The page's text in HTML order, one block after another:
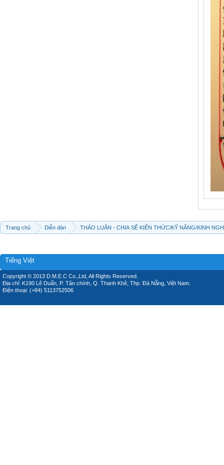
Trang chủ Diễn đàn THẢO LUẬN - CHIA SẼ KIẾN THỨC/KỸ NĂNG/KINH
Tiếng Việt
Copyright © 2013 D.M.E.C Co.,Ltd, All Rights Reserved.
Địa chỉ: K190 Lê Duẩn, P. Tân chính, Q. Thanh Khê, Thp. Đà Nẵng, Việt Nam.
Điện thoại: (+84) 5113752506